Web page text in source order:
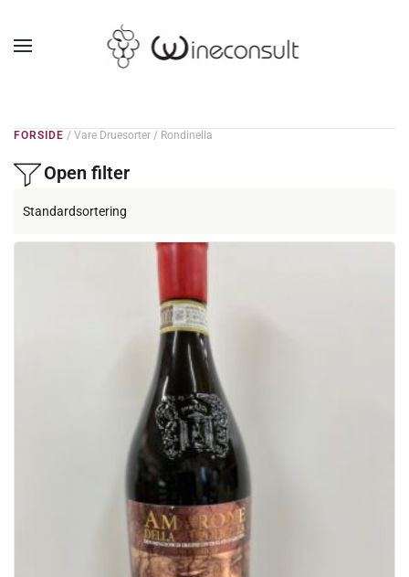
GÅ TIL HOVEDINDHOLD
FORSIDE / Vare Druesorter / Rondinella
Open filter